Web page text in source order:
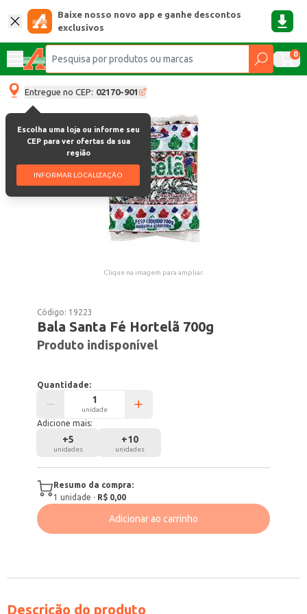
Baixe nosso novo app e ganhe descontos
exclusivos
0
Entregue no CEP: 02170-901
Escolha uma loja ou informe seu
CEP para ver ofertas da sua
região
INFORMAR LOCALIZAÇÃO
Clique na imagem para ampliar.
Código: 19223
Bala Santa Fé Hortelã 700g
Produto indisponível
Quantidade:
unidade
Adicione mais:
+5
unidades
+10
unidades
Resumo da compra:
1 unidade · R$ 0,00
Adicionar ao carrinho
Descrição do produto